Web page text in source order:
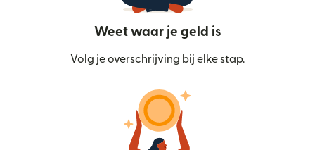
Weet waar je geld is
Volg je overschrijving bij elke stap.